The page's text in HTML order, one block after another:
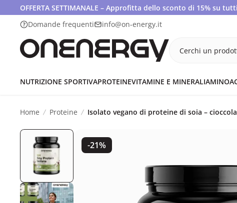
OFFERTA SETTIMANALE – Approfitta dello sconto di 15% su
Domande frequenti
info@on-energy.it
Cerchi un
NUTRIZIONE SPORTIVAPROTEINEVITAMINE E MINERALI
Home Proteine Isolato vegano di proteine di soia –
-21%